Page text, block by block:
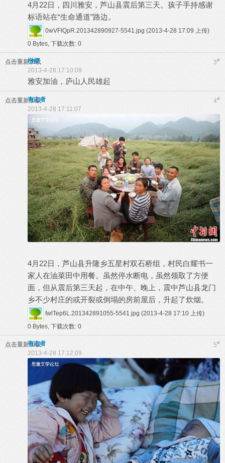
4月22日，四川雅安，芦山县震后第三天。孩子手持感谢
标语站在“生命通道”路边。
0wVFIQpR.201342890927-5541.jpg (2013-4-28 17:09 上传)
0 Bytes, 下载次数: 0
点击重新加载 3#
桫椤
2013-4-28 17:10:09
雅安加油，庐山人民雄起
点击重新加载 4#
有志者
2013-4-28 17:11:07
4月22日，芦山县升隆乡五星村双石桥组，村民白耀书一
家人在油菜田中用餐。虽然停水断电，虽然领取了方便
面，但从震后第三天起，在中午、晚上，震中芦山县龙门
乡不少村庄的或开裂或倒塌的房前屋后，升起了炊烟。
fwlTep6L.201342891055-5541.jpg (2013-4-28 17:10 上传)
0 Bytes, 下载次数: 0
点击重新加载 5#
有志者
2013-4-28 17:12:09